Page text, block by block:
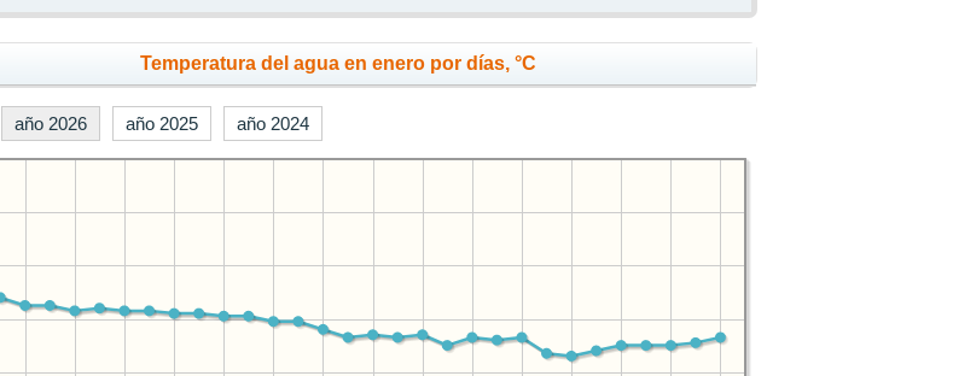
Temperatura del agua en enero por días, °C
año 2026 año 2025 año 2024